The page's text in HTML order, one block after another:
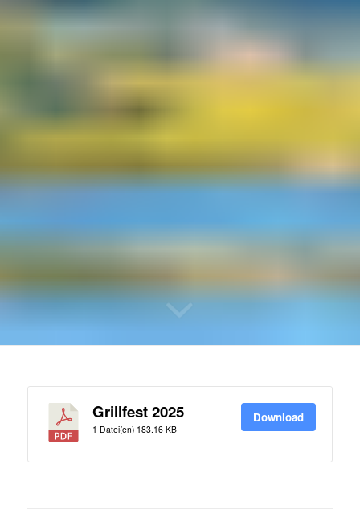
Grillfest 2025
1 Datei(en) 183.16 KB
Download